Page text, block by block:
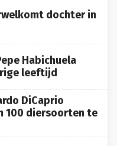
dochter in
Habichuela
leeftijd
DiCaprio
100 diersoorten te